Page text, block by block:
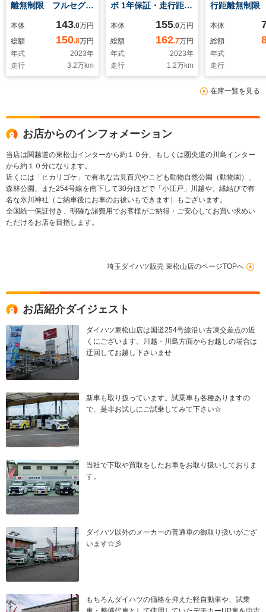
離無制限 フルセグナ
本体 143.0万円
総額
150.8万円
年式
2023年
走行
3.2万km
ボ 1年保証・走行距離
ッ
本体 155.0万円
総額
162.7万円
年式
2023年
走行
1.2万km
行距離無制限
本体
総額
年式
走行
在庫一覧を見る
お店からのインフォメーション
当店は関越道の東松山インターから約１０分、もしくは圏央道の川島インター
から約１０分になります。
近くには「ヒカリゴケ」で有名な吉見百穴やこども動物自然公園（動物園）、
森林公園、また254号線を南下して30分ほどで「小江戸」川越や、縁結びで有
名な氷川神社（ご納車後にお車のお祓いもできます）もございます。
全国統一保証付き、明確な諸費用でお客様がご納得・ご安心してお買い求めい
ただけるお店を目指します。
埼玉ダイハツ販売 東松山店のページTOPへ
お店紹介ダイジェスト
ダイハツ東松山店は国道254号線沿い古凍交差点の近
くにございます。川越・川島方面からお越しの場合は
迂回してお越し下さいませ
新車も取り扱っています。試乗車も各種ありますの
で、是非お試しにご試乗してみて下さい☆
当社で下取や買取をしたお車をお取り扱いしておりま
す。
ダイハツ以外のメーカーの普通車の御取り扱いがござ
います☆彡
もちろんダイハツの価格を抑えた軽自動車や、試乗